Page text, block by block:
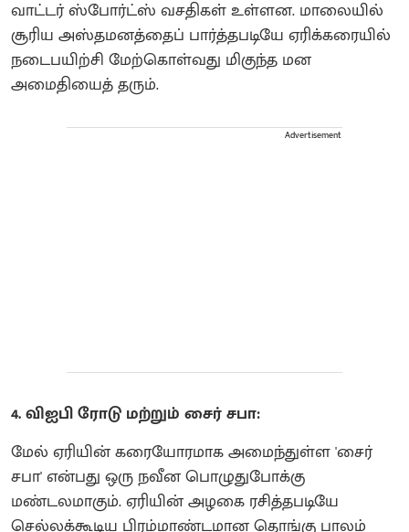
வாட்டர் ஸ்போர்ட்ஸ் வசதிகள் உள்ளன. மாலையில்
சூரிய அஸ்தமனத்தைப் பார்த்தபடியே ஏரிக்கரையில்
நடைபயிற்சி மேற்கொள்வது மிகுந்த மன
அமைதியைத் தரும்.
Advertisement
4. விஐபி ரோடு மற்றும் சைர் சபா:
மேல் ஏரியின் கரையோரமாக அமைந்துள்ள 'சைர்
சபா' என்பது ஒரு நவீன பொழுதுபோக்கு
மண்டலமாகும். ஏரியின் அழகை ரசித்தபடியே
செல்லக்கூடிய பிரம்மாண்டமான தொங்கு பாலம்